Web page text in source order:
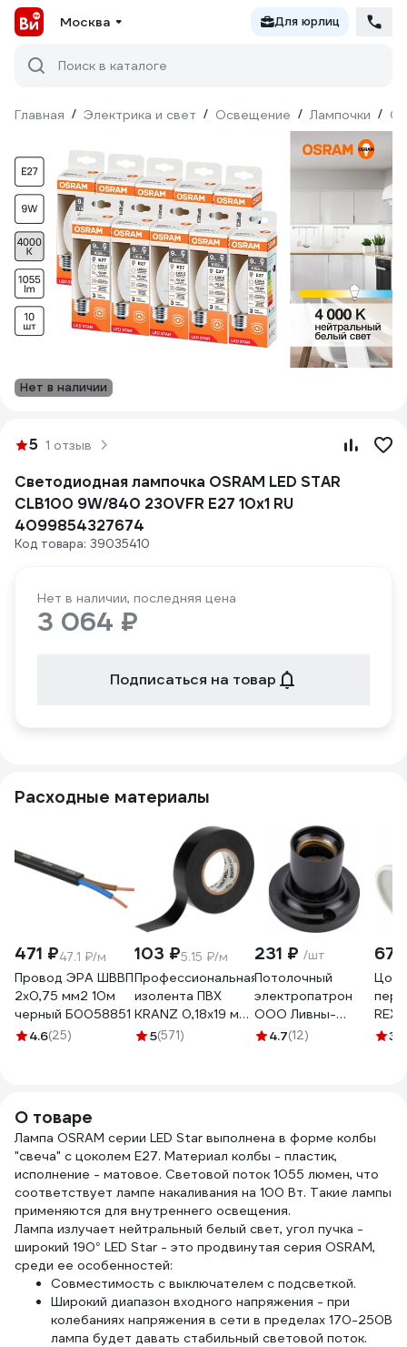
Москва Для юрлиц
Поиск в каталоге
Главная / Электрика и свет / Освещение / Лампочки /
Нет в наличии
5 1 отзыв
Светодиодная лампочка OSRAM LED STAR
CLB100 9W/840 230VFR E27 10x1 RU
4099854327674
Код товара: 39035410
Нет в наличии, последняя цена
3 064 ₽
Подписаться на товар
Расходные материалы
471 ₽47.1 ₽/м
Провод ЭРА ШВВП
2x0,75 мм2 10м
черный Б0058851
4.6(25)
103 ₽5.15 ₽/м
Профессиональная
изолента ПВХ
KRANZ 0,18х19 мм,
20 м, черная KR-
5(571)
231 ₽ /шт
Потолочный
электропатрон
ООО Ливны-
Электро
4.7(12)
67
11-3.2
О товаре
Лампа OSRAM серии LED Star выполнена в форме колбы
"свеча" с цоколем E27. Материал колбы - пластик,
исполнение - матовое. Световой поток 1055 люмен, что
соответствует лампе накаливания на 100 Вт. Такие лампы
применяются для внутреннего освещения.
Лампа излучает нейтральный белый свет, угол пучка -
широкий 190° LED Star - это продвинутая серия OSRAM,
среди ее особенностей:
Совместимость с выключателем с подсветкой.
Широкий диапазон входного напряжения - при
колебаниях напряжения в сети в пределах 170-250В
лампа будет давать стабильный световой поток.